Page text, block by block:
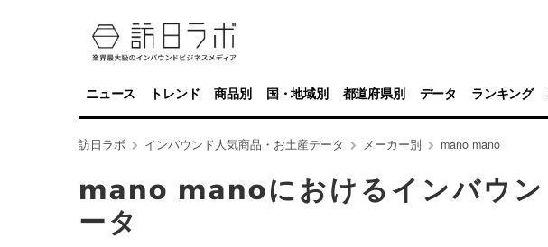
ニュース トレンド 商品別 国・地域別 都道府県別 データ ランキング
訪日ラボ インバウンド人気商品・お土産データ メーカー別 mano mano
mano manoにおけるインバウン
ータ